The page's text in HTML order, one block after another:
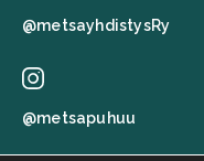
@metsayhdistysRy
@metsapuhuu